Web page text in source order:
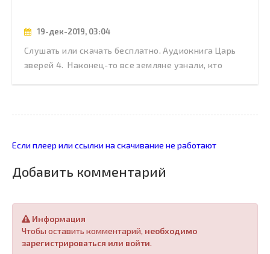
19-дек-2019, 03:04
Слушать или скачать бесплатно. Аудиокнига Царь
зверей 4. Наконец-то все земляне узнали, кто
Если плеер или ссылки на скачивание не работают
Добавить комментарий
Информация
Чтобы оставить комментарий, необходимо
зарегистрироваться или войти.